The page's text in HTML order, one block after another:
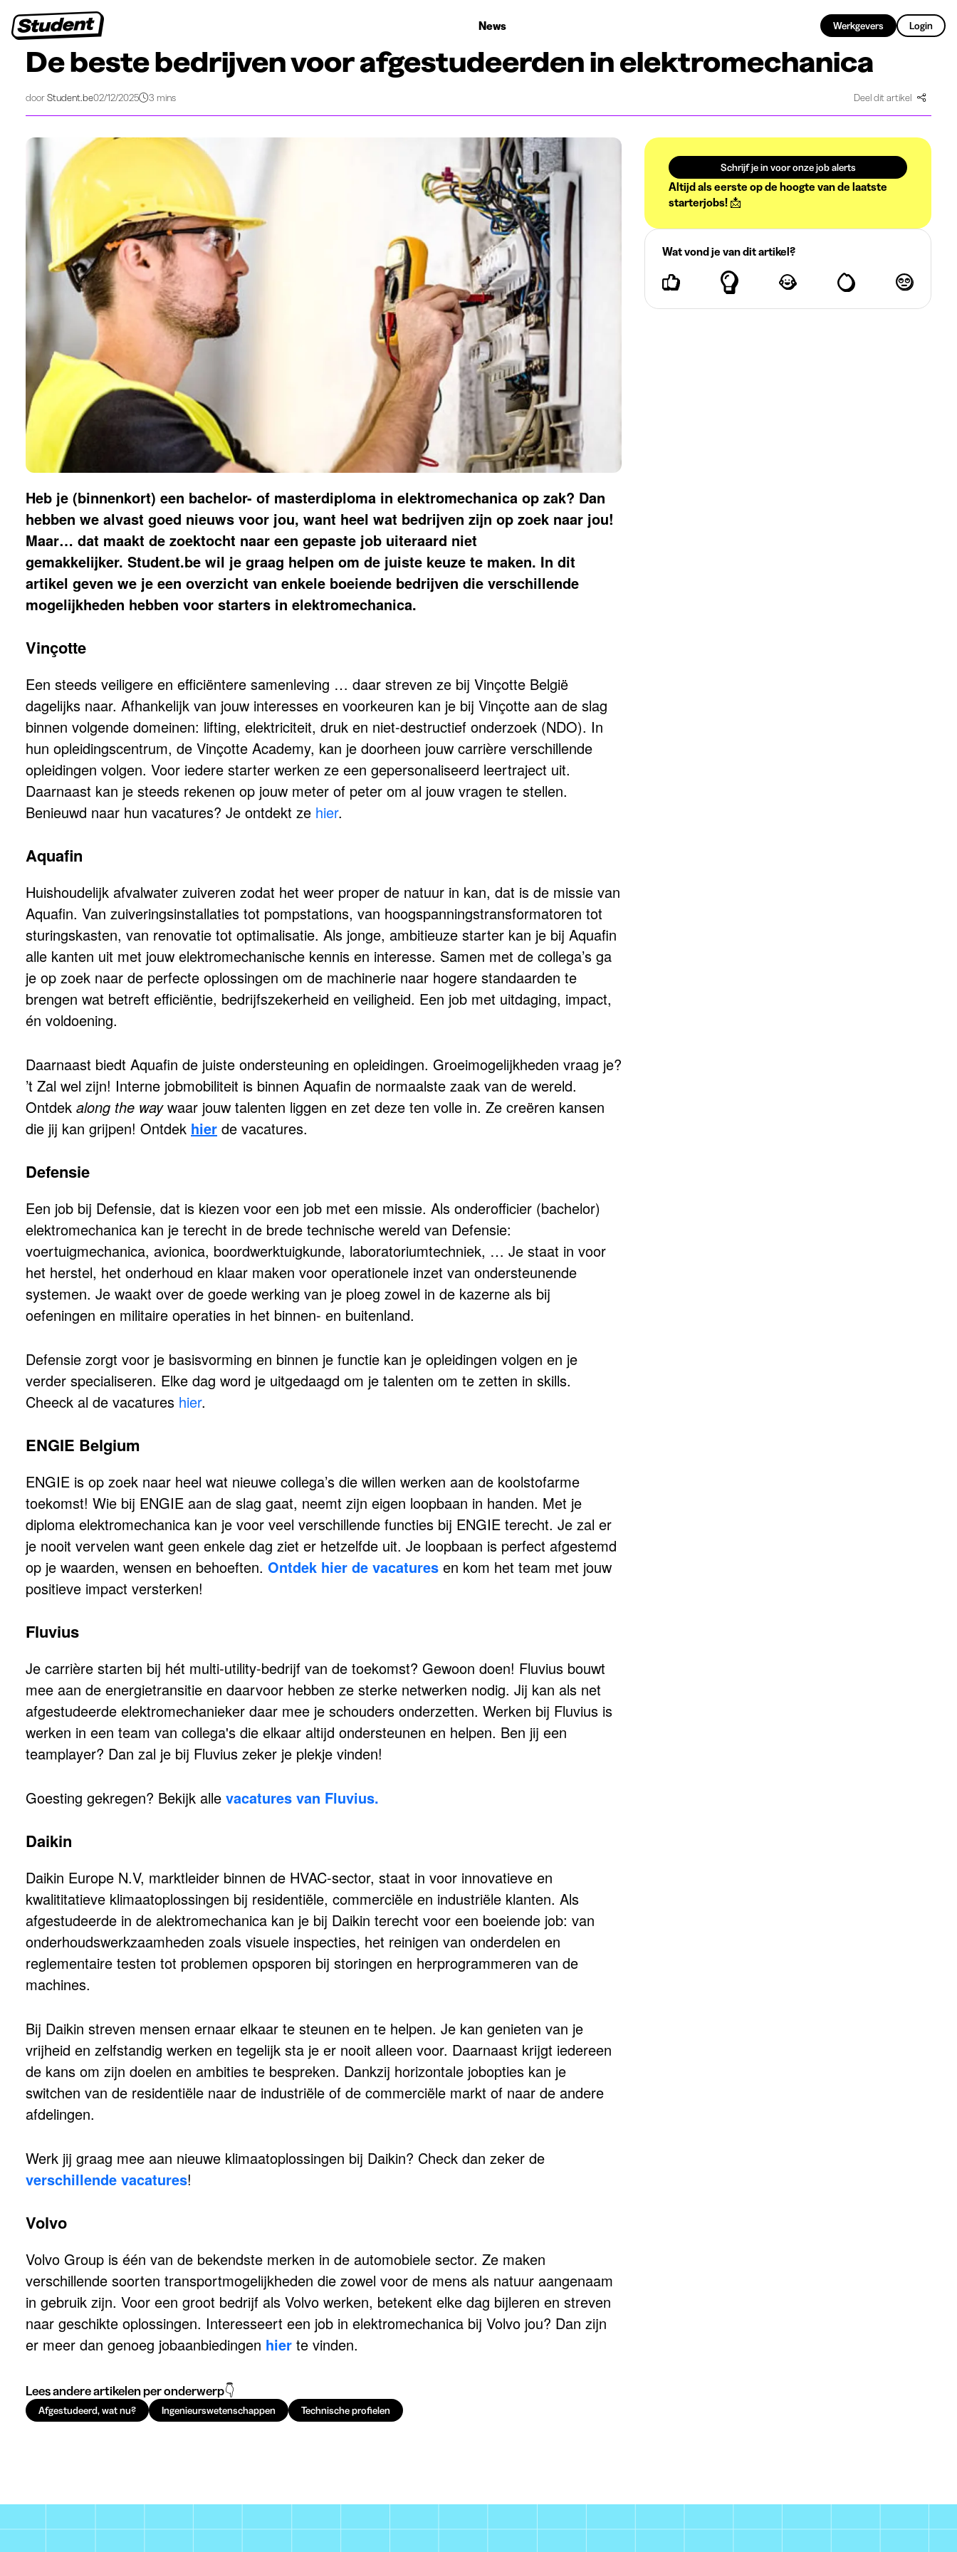
News Werkgevers Login
Studentenleven>Afgestudeerd, wat nu?
De beste bedrijven voor afgestudeerden in elektromechanica
doorStudent.be02/12/2025 3 mins Deel dit artikel
Heb je (binnenkort) een bachelor- of masterdiploma in elektromechanica op zak? Dan
hebben we alvast goed nieuws voor jou, want heel wat bedrijven zijn op zoek naar jou!
Maar… dat maakt de zoektocht naar een gepaste job uiteraard niet
gemakkelijker. Student.be wil je graag helpen om de juiste keuze te maken. In dit
artikel geven we je een overzicht van enkele boeiende bedrijven die verschillende
mogelijkheden hebben voor starters in elektromechanica.
Vinçotte
Een steeds veiligere en efficiëntere samenleving … daar streven ze bij Vinçotte België
dagelijks naar. Afhankelijk van jouw interesses en voorkeuren kan je bij Vinçotte aan de slag
binnen volgende domeinen: lifting, elektriciteit, druk en niet-destructief onderzoek (NDO). In
hun opleidingscentrum, de Vinçotte Academy, kan je doorheen jouw carrière verschillende
opleidingen volgen. Voor iedere starter werken ze een gepersonaliseerd leertraject uit.
Daarnaast kan je steeds rekenen op jouw meter of peter om al jouw vragen te stellen.
Benieuwd naar hun vacatures? Je ontdekt ze hier.
Aquafin
Huishoudelijk afvalwater zuiveren zodat het weer proper de natuur in kan, dat is de missie van
Aquafin. Van zuiveringsinstallaties tot pompstations, van hoogspanningstransformatoren tot
sturingskasten, van renovatie tot optimalisatie. Als jonge, ambitieuze starter kan je bij Aquafin
alle kanten uit met jouw elektromechanische kennis en interesse. Samen met de collega’s ga
je op zoek naar de perfecte oplossingen om de machinerie naar hogere standaarden te
brengen wat betreft efficiëntie, bedrijfszekerheid en veiligheid. Een job met uitdaging, impact,
én voldoening.
Daarnaast biedt Aquafin de juiste ondersteuning en opleidingen. Groeimogelijkheden vraag je?
’t Zal wel zijn! Interne jobmobiliteit is binnen Aquafin de normaalste zaak van de wereld.
Ontdek along the waywaar jouw talenten liggen en zet deze ten volle in. Ze creëren kansen
die jij kan grijpen! Ontdek hier de vacatures.
Defensie
Een job bij Defensie, dat is kiezen voor een job met een missie. Als onderofficier (bachelor)
elektromechanica kan je terecht in de brede technische wereld van Defensie:
voertuigmechanica, avionica, boordwerktuigkunde, laboratoriumtechniek, … Je staat in voor
het herstel, het onderhoud en klaar maken voor operationele inzet van ondersteunende
systemen. Je waakt over de goede werking van je ploeg zowel in de kazerne als bij
oefeningen en militaire operaties in het binnen- en buitenland.
Defensie zorgt voor je basisvorming en binnen je functie kan je opleidingen volgen en je
verder specialiseren. Elke dag word je uitgedaagd om je talenten om te zetten in skills.
Cheeck al de vacatures hier.
ENGIE Belgium
ENGIE is op zoek naar heel wat nieuwe collega’s die willen werken aan de koolstofarme
toekomst! Wie bij ENGIE aan de slag gaat, neemt zijn eigen loopbaan in handen. Met je
diploma elektromechanica kan je voor veel verschillende functies bij ENGIE terecht. Je zal er
je nooit vervelen want geen enkele dag ziet er hetzelfde uit. Je loopbaan is perfect afgestemd
op je waarden, wensen en behoeften. Ontdek hier de vacatures en kom het team met jouw
positieve impact versterken!
Fluvius
Je carrière starten bij hét multi-utility-bedrijf van de toekomst? Gewoon doen! Fluvius bouwt
mee aan de energietransitie en daarvoor hebben ze sterke netwerken nodig. Jij kan als net
afgestudeerde elektromechanieker daar mee je schouders onderzetten. Werken bij Fluvius is
werken in een team van collega's die elkaar altijd ondersteunen en helpen. Ben jij een
teamplayer? Dan zal je bij Fluvius zeker je plekje vinden!
Goesting gekregen? Bekijk alle vacatures van Fluvius.
Daikin
Daikin Europe N.V, marktleider binnen de HVAC-sector, staat in voor innovatieve en
kwalititatieve klimaatoplossingen bij residentiële, commerciële en industriële klanten. Als
afgestudeerde in de alektromechanica kan je bij Daikin terecht voor een boeiende job: van
onderhoudswerkzaamheden zoals visuele inspecties, het reinigen van onderdelen en
reglementaire testen tot problemen opsporen bij storingen en herprogrammeren van de
machines.
Bij Daikin streven mensen ernaar elkaar te steunen en te helpen. Je kan genieten van je
vrijheid en zelfstandig werken en tegelijk sta je er nooit alleen voor. Daarnaast krijgt iedereen
de kans om zijn doelen en ambities te bespreken. Dankzij horizontale jobopties kan je
switchen van de residentiële naar de industriële of de commerciële markt of naar de andere
afdelingen.
Werk jij graag mee aan nieuwe klimaatoplossingen bij Daikin? Check dan zeker de
verschillende vacatures!
Volvo
Volvo Group is één van de bekendste merken in de automobiele sector. Ze maken
verschillende soorten transportmogelijkheden die zowel voor de mens als natuur aangenaam
in gebruik zijn. Voor een groot bedrijf als Volvo werken, betekent elke dag bijleren en streven
naar geschikte oplossingen. Interesseert een job in elektromechanica bij Volvo jou? Dan zijn
er meer dan genoeg jobaanbiedingen hier te vinden.
Lees andere artikelen per onderwerp👇
Afgestudeerd, wat nu? Ingenieurswetenschappen Technische profielen
Schrijf je in voor onze job alerts
Altijd als eerste op de hoogte van de laatste
starterjobs! 📩
Wat vond je van dit artikel?